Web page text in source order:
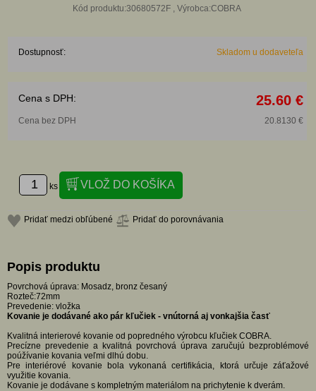
Kód produktu:30680572F , Výrobca:COBRA
Dostupnosť: Skladom u dodaveteľa
Cena s DPH: 25.60 €
Cena bez DPH 20.8130 €
ks
Pridať medzi obľúbené Pridať do porovnávania
Popis produktu
Povrchová úprava: Mosadz, bronz česaný
Rozteč:72mm
Prevedenie: vložka
Kovanie je dodávané ako pár kľučiek - vnútorná aj vonkajšia časť
Kvalitná interierové kovanie od popredného výrobcu kľučiek COBRA.
Precízne prevedenie a kvalitná povrchová úprava zaručujú bezproblémové
poúžívanie kovania veľmi dlhú dobu.
Pre interiérové kovanie bola vykonaná certifikácia, ktorá určuje záťažové
využitie kovania.
Kovanie je dodávane s kompletným materiálom na prichytenie k dverám.